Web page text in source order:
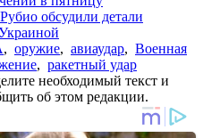
обсудили детали
, оружие, авиаудар, Военная
, ракетный удар
необходимый текст и
об этом редакции.